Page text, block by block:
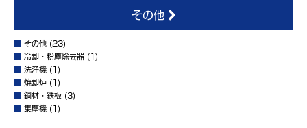
その他
その他 (23)
冷却・粉塵除去器 (1)
洗浄機 (1)
焼却炉 (1)
鋼材・鉄板 (3)
集塵機 (1)